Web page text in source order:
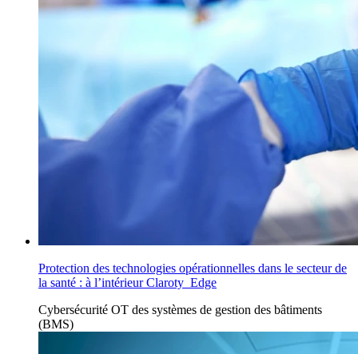
Protection des technologies opérationnelles dans le secteur de
la santé : à l’intérieur Claroty Edge
Cybersécurité OT des systèmes de gestion des bâtiments
(BMS)